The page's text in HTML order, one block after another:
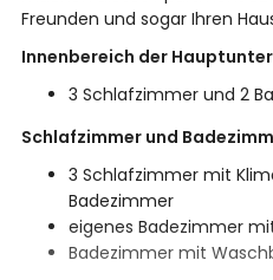
Freunden und sogar Ihren
Innenbereich der
3 Schlafzimmer und 2
Schlafzimmer und
3 Schlafzimmer mit
Badezimmer
eigenes Badezimmer
Badezimmer mit